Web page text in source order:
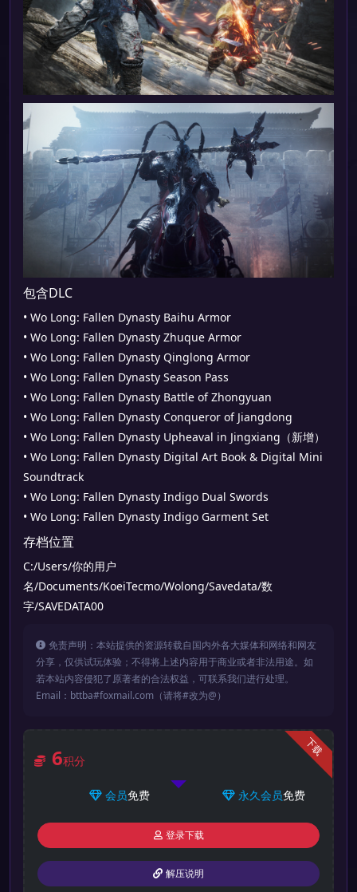
包含DLC
• Wo Long: Fallen Dynasty Baihu Armor
• Wo Long: Fallen Dynasty Zhuque Armor
• Wo Long: Fallen Dynasty Qinglong Armor
• Wo Long: Fallen Dynasty Season Pass
• Wo Long: Fallen Dynasty Battle of Zhongyuan
• Wo Long: Fallen Dynasty Conqueror of Jiangdong
• Wo Long: Fallen Dynasty Upheaval in Jingxiang（新增）
• Wo Long: Fallen Dynasty Digital Art Book & Digital Mini
Soundtrack
• Wo Long: Fallen Dynasty Indigo Dual Swords
• Wo Long: Fallen Dynasty Indigo Garment Set
存档位置
C:/Users/你的用户
名/Documents/KoeiTecmo/Wolong/Savedata/数
字/SAVEDATA00
免责声明：本站提供的资源转载自国内外各大媒体和网络和网友
分享，仅供试玩体验；不得将上述内容用于商业或者非法用途。如
若本站内容侵犯了原著者的合法权益，可联系我们进行处理。
Email：bttba#foxmail.com（请将#改为@）
下载
6积分
会员免费 永久会员免费
登录下载
解压说明